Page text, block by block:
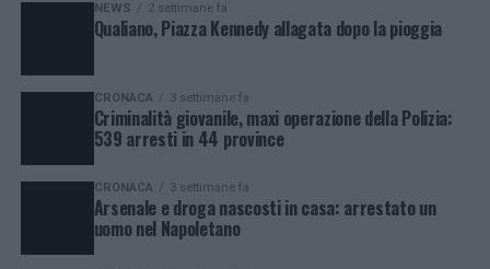
NEWS 2 settimane fa
Qualiano, Piazza Kennedy allagata dopo la pioggia
CRONACA 3 settimane fa
Criminalità giovanile, maxi operazione della Polizia:
539 arresti in 44 province
CRONACA 3 settimane fa
Arsenale e droga nascosti in casa: arrestato un
uomo nel Napoletano